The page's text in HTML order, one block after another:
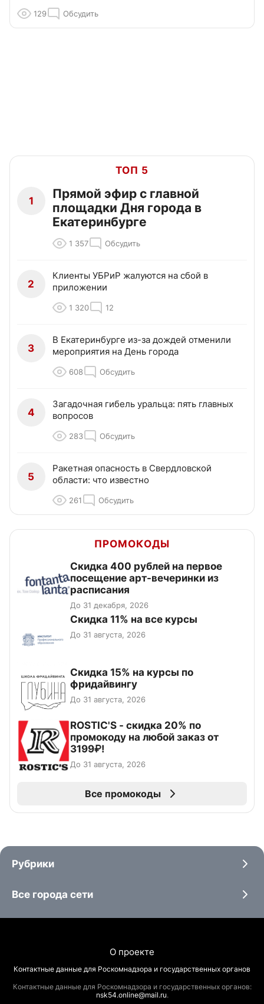
129 Обсудить
ТОП 5
1
Прямой эфир с главной
площадки Дня города в
Екатеринбурге
1 357 Обсудить
2
Клиенты УБРиР жалуются на сбой в
приложении
1 320 12
3
В Екатеринбурге из-за дождей отменили
мероприятия на День города
608 Обсудить
4
Загадочная гибель уральца: пять главных
вопросов
283 Обсудить
5
Ракетная опасность в Свердловской
области: что известно
261 Обсудить
ПРОМОКОДЫ
Cкидка 400 рублей на первое
посещение арт-вечеринки из
расписания
До 31 декабря, 2026
Скидка 11% на все курсы
До 31 августа, 2026
Скидка 15% на курсы по
фридайвингу
До 31 августа, 2026
ROSTIC'S - скидка 20% по
промокоду на любой заказ от
3199₽!
До 31 августа, 2026
Все промокоды
Рубрики
Все города сети
О проекте
Контактные данные для Роскомнадзора и государственных органов
Контактные данные для Роскомнадзора и государственных органов:
nsk54.online@mail.ru.